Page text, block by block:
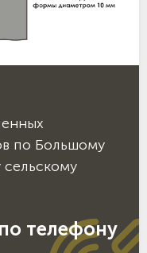
по Большому
телефону